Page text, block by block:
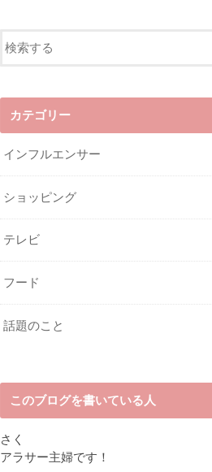
カテゴリー
インフルエンサー
ショッピング
テレビ
フード
話題のこと
このブログを書いている人
さく
アラサー主婦です！